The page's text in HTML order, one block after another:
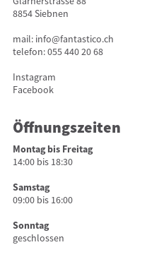
8854 Siebnen
mail: info@fantastico.ch
telefon:055 440 20 68
Instagram
Facebook
Öffnungszeiten
Montag bis Freitag
14:00 bis 18:30
Samstag
09:00 bis 16:00
Sonntag
geschlossen